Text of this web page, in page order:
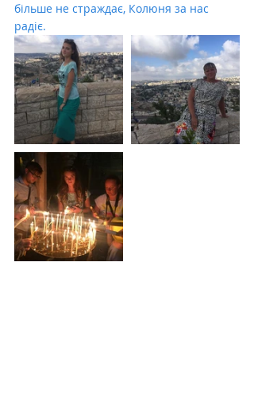
більше не страждає, Колюня за нас
радіє.